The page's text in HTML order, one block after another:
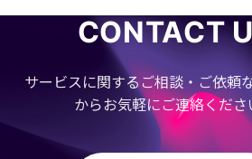
CONTACT
サービスに関するご相談・ご依頼
からお気軽にご連絡くださ